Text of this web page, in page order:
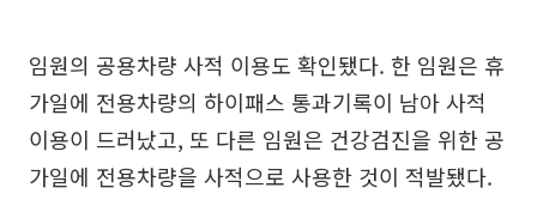
임원의 공용차량 사적 이용도 확인됐다. 한 임원은 휴
가일에 전용차량의 하이패스 통과기록이 남아 사적
이용이 드러났고, 또 다른 임원은 건강검진을 위한 공
가일에 전용차량을 사적으로 사용한 것이 적발됐다.